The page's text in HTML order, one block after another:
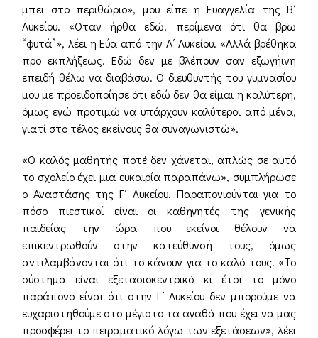
μπει στο περιθώριο», μου είπε η Ευαγγελία της Β΄
Λυκείου. «Οταν ήρθα εδώ, περίμενα ότι θα βρω
“φυτά”», λέει η Εύα από την Α΄ Λυκείου. «Αλλά βρέθηκα
προ εκπλήξεως. Εδώ δεν με βλέπουν σαν εξωγήινη
επειδή θέλω να διαβάσω. Ο διευθυντής του γυμνασίου
μου με προειδοποίησε ότι εδώ δεν θα είμαι η καλύτερη,
όμως εγώ προτιμώ να υπάρχουν καλύτεροι από μένα,
γιατί στο τέλος εκείνους θα συναγωνιστώ».
«Ο καλός μαθητής ποτέ δεν χάνεται, απλώς σε αυτό
το σχολείο έχει μια ευκαιρία παραπάνω», συμπλήρωσε
ο Αναστάσης της Γ΄ Λυκείου. Παραπονιούνται για το
πόσο πιεστικοί είναι οι καθηγητές της γενικής
παιδείας την ώρα που εκείνοι θέλουν να
επικεντρωθούν στην κατεύθυνσή τους, όμως
αντιλαμβάνονται ότι το κάνουν για το καλό τους. «Το
σύστημα είναι εξετασιοκεντρικό κι έτσι το μόνο
παράπονο είναι ότι στην Γ΄ Λυκείου δεν μπορούμε να
ευχαριστηθούμε στο μέγιστο τα αγαθά που έχει να μας
προσφέρει το πειραματικό λόγω των εξετάσεων», λέει